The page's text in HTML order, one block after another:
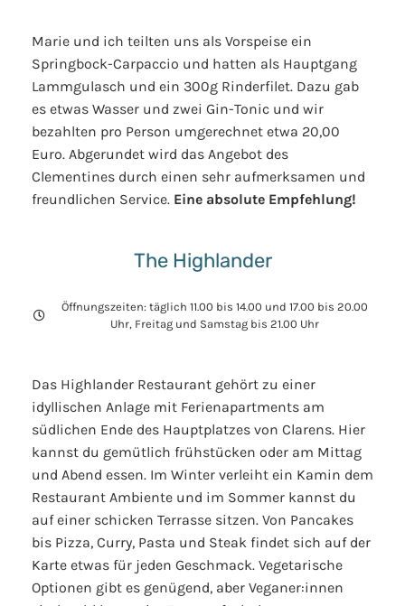
Marie und ich teilten uns als Vorspeise ein
Springbock-Carpaccio und hatten als Hauptgang
Lammgulasch und ein 300g Rinderfilet. Dazu gab
es etwas Wasser und zwei Gin-Tonic und wir
bezahlten pro Person umgerechnet etwa 20,00
Euro. Abgerundet wird das Angebot des
Clementines durch einen sehr aufmerksamen und
freundlichen Service. Eine absolute Empfehlung!
The Highlander
Öffnungszeiten: täglich 11.00 bis 14.00 und 17.00 bis 20.00
Uhr, Freitag und Samstag bis 21.00 Uhr
Das Highlander Restaurant gehört zu einer
idyllischen Anlage mit Ferienapartments am
südlichen Ende des Hauptplatzes von Clarens. Hier
kannst du gemütlich frühstücken oder am Mittag
und Abend essen. Im Winter verleiht ein Kamin dem
Restaurant Ambiente und im Sommer kannst du
auf einer schicken Terrasse sitzen. Von Pancakes
bis Pizza, Curry, Pasta und Steak findet sich auf der
Karte etwas für jeden Geschmack. Vegetarische
Optionen gibt es genügend, aber Veganer:innen